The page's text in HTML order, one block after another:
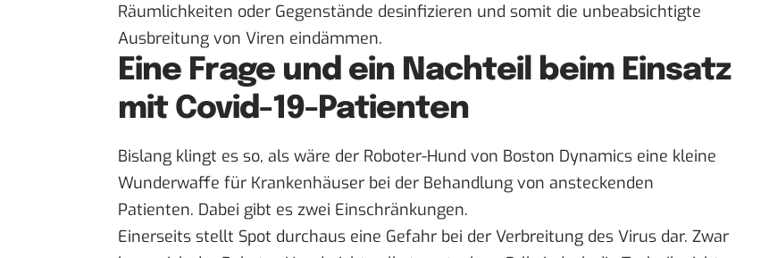
Räumlichkeiten oder Gegenstände desinfizieren und somit die unbeabsichtigte
Ausbreitung von Viren eindämmen.
Eine Frage und ein Nachteil beim Einsatz
mit Covid-19-Patienten
Bislang klingt es so, als wäre der Roboter-Hund von Boston Dynamics eine kleine
Wunderwaffe für Krankenhäuser bei der Behandlung von ansteckenden
Patienten. Dabei gibt es zwei Einschränkungen.
Einerseits stellt Spot durchaus eine Gefahr bei der Verbreitung des Virus dar. Zwar